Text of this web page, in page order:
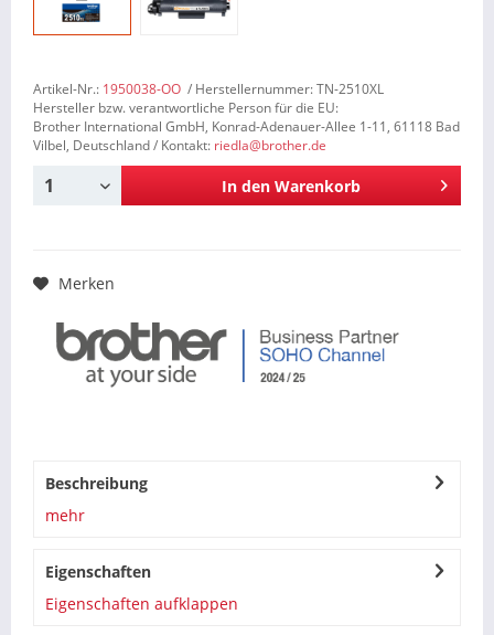
Artikel-Nr.: 1950038-OO / Herstellernummer: TN-2510XL
Hersteller bzw. verantwortliche Person für die EU:
Brother International GmbH, Konrad-Adenauer-Allee 1-11, 61118 Bad
Vilbel, Deutschland / Kontakt: riedla@brother.de
In den Warenkorb
Merken
Beschreibung
mehr
Eigenschaften
Eigenschaften aufklappen